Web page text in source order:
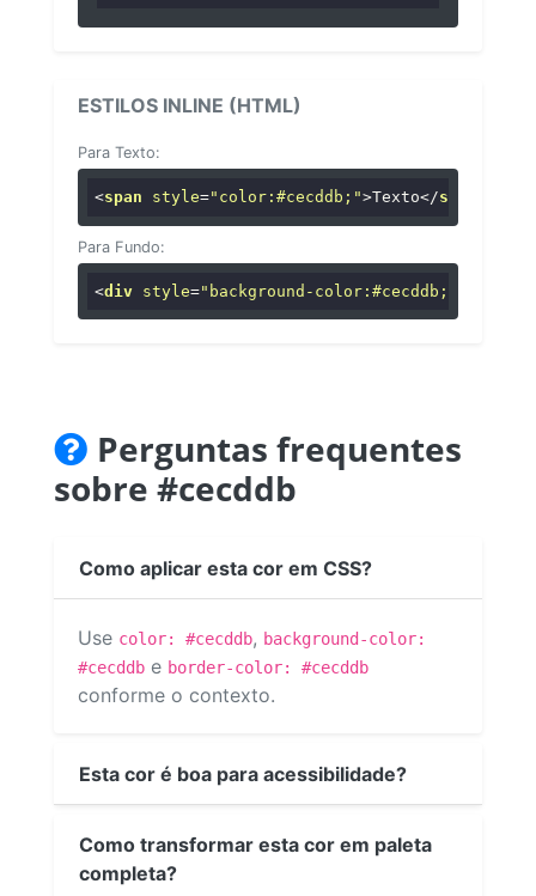
ESTILOS INLINE (HTML)
Para Texto:
<span style="color:#cecddb;">Texto</span
Para Fundo:
<div style="background-color:#cecddb;"
Perguntas frequentes
sobre #cecddb
Como aplicar esta cor em CSS?
Use color: #cecddb, background-color:
#cecddb e border-color: #cecddb
conforme o contexto.
Esta cor é boa para acessibilidade?
Como transformar esta cor em paleta
completa?